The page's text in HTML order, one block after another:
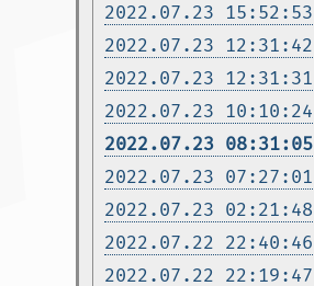
2022.07.23 15:52:53
2022.07.23 12:31:42
2022.07.23 12:31:31
2022.07.23 10:10:24
2022.07.23 08:31:05
2022.07.23 07:27:01
2022.07.23 02:21:48
2022.07.22 22:40:46
2022.07.22 22:19:47